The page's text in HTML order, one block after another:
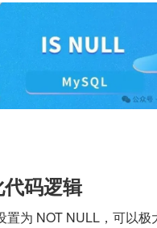
代码逻辑
置为 NOT NULL，可以极